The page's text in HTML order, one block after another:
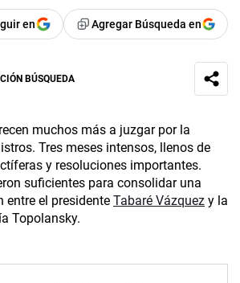
en Agregar Búsqueda en
BÚSQUEDA
muchos más a juzgar por la
Tres meses intensos, llenos de
y resoluciones importantes.
suficientes para consolidar una
entre el presidente Tabaré Vázquez y la
Topolansky.